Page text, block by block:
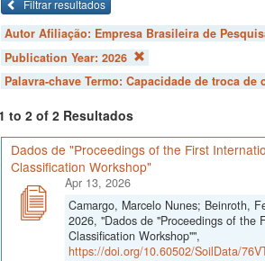
Filtrar resultados
Autor Afiliação: Empresa Brasileira de
Publication Year: 2026
Palavra-chave Termo: Capacidade de troca de
to 2 of 2 Resultados
Dados de "Proceedings of the First
Classification Workshop"
Apr 13, 2026
Camargo, Marcelo Nunes; Beinroth,
2026, "Dados de "Proceedings of the
Classification Workshop"",
https://doi.org/10.60502/SoilData/